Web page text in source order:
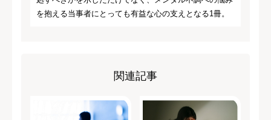
を抱える当事者にとっても有益な心の支えとなる1冊。
関連記事